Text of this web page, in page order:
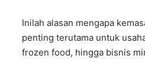
Inilah alasan mengapa
penting terutama untuk
frozen food, hingga bisnis